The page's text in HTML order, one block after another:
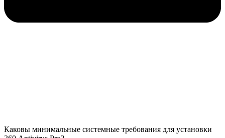
Каковы минимальные системные требования для установки